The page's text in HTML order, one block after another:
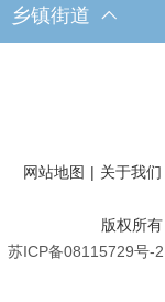
乡镇街道
网站地图 | 关于我们
版权所
苏ICP备08115729号-2